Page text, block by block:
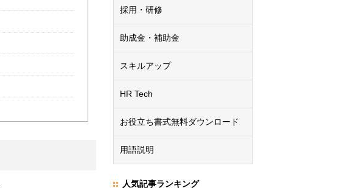
採用・研修
助成金・補助金
スキルアップ
HR Tech
お役立ち書式無料ダウンロード
用語説明
人気記事ランキング